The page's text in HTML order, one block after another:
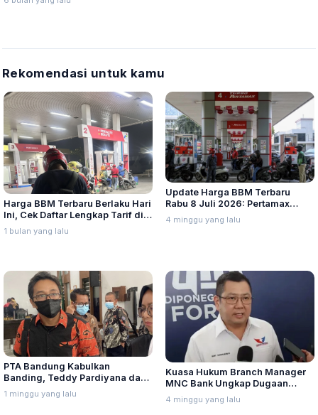
Rekomendasi untuk kamu
Harga BBM Terbaru Berlaku Hari
Ini, Cek Daftar Lengkap Tarif di
Seluruh Indonesia
1 bulan yang lalu
Update Harga BBM Terbaru
Rabu 8 Juli 2026: Pertamax
Turbo, Dexlite, dan Pertamina
Dex Turun
4 minggu yang lalu
PTA Bandung Kabulkan
Banding, Teddy Pardiyana dan
Bintang Ditetapkan Ahli Waris
Lina Jubaedah
1 minggu yang lalu
Kuasa Hukum Branch Manager
MNC Bank Ungkap Dugaan
Penganiayaan oleh Hary Tanoe
di MNC Towe
4 minggu yang lalu